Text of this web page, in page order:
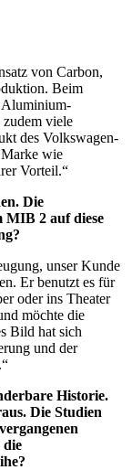
von Carbon,
Beim
Aluminium-
viele
des Volkswagen-
wie
Vorteil.“
Die
MIB 2 auf diese
unser Kunde
Er benutzt es für
oder ins Theater
möchte die
Bild hat sich
und der
Historie.
Die Studien
die